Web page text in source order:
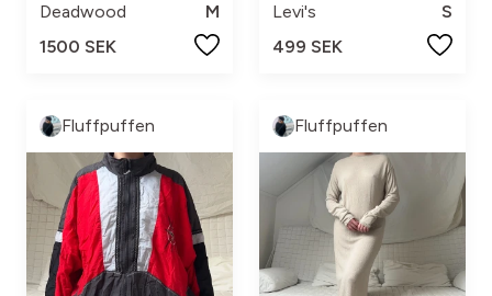
Deadwood
M
1500 SEK
Levi's
S
499 SEK
Fluffpuffen Fluffpuffen